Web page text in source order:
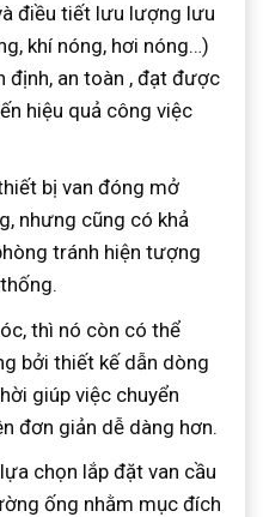
điều tiết lưu lượng lưu
khí nóng, hơi nóng…)
định, an toàn , đạt được
hiệu quả công việc
bị van đóng mở
nhưng cũng có khả
tránh hiện tượng
thì nó còn có thể
bởi thiết kế dẫn dòng
giúp việc chuyển
đơn giản dễ dàng hơn.
chọn lắp đặt van cầu
ống nhằm mục đích